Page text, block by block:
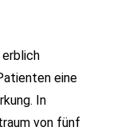
erblich
eine
In
von fünf